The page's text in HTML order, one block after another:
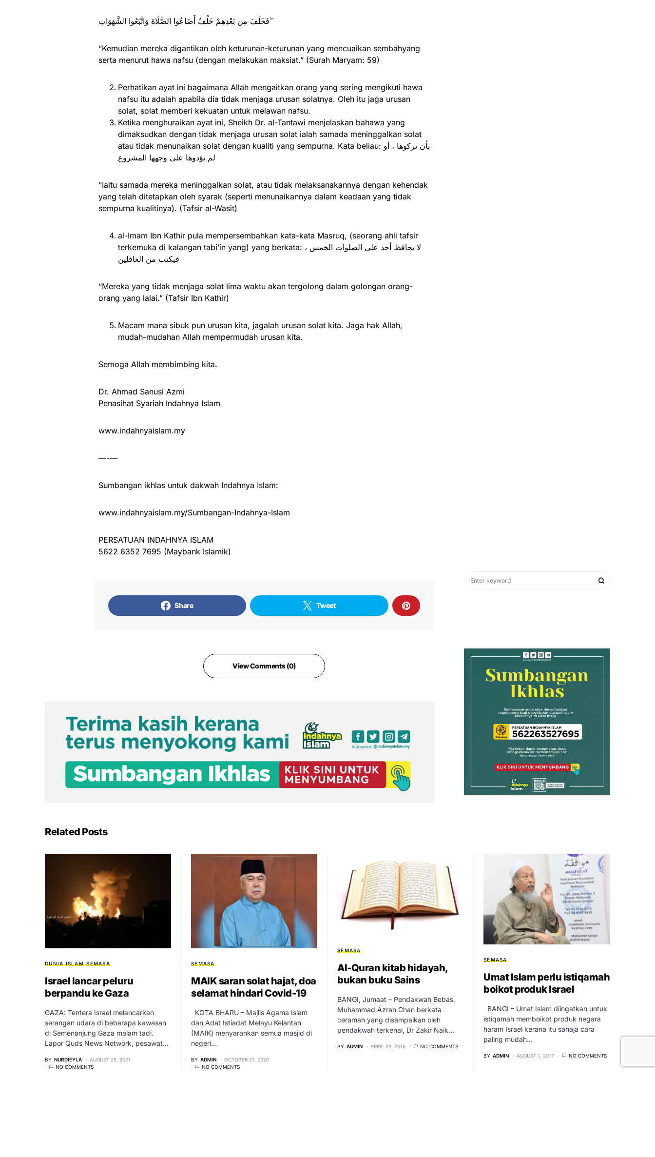
فَخَلَفَ مِن بَعْدِهِمْ خَلْفٌ أَضَاعُوا الصَّلَاةَ وَاتَّبَعُوا الشَّهَوَاتِ ۖ
“Kemudian mereka digantikan oleh keturunan-keturunan yang mencuaikan sembahyang
serta menurut hawa nafsu (dengan melakukan maksiat.” (Surah Maryam: 59)
Perhatikan ayat ini bagaimana Allah mengaitkan orang yang sering mengikuti hawa
nafsu itu adalah apabila dia tidak menjaga urusan solatnya. Oleh itu jaga urusan
solat, solat memberi kekuatan untuk melawan nafsu.
Ketika menghuraikan ayat ini, Sheikh Dr. al-Tantawi menjelaskan bahawa yang
dimaksudkan dengan tidak menjaga urusan solat ialah samada meninggalkan solat
atau tidak menunaikan solat dengan kualiti yang sempurna. Kata beliau: بأن تركوها ، أو
لم يؤدوها على وجهها المشروع
“Iaitu samada mereka meninggalkan solat, atau tidak melaksanakannya dengan kehendak
yang telah ditetapkan oleh syarak (seperti menunaikannya dalam keadaan yang tidak
sempurna kualitinya). (Tafsir al-Wasit)
al-Imam Ibn Kathir pula mempersembahkan kata-kata Masruq, (seorang ahli tafsir
terkemuka di kalangan tabi’in yang) yang berkata: لا يحافظ أحد على الصلوات الخمس ،
فيكتب من الغافلين
“Mereka yang tidak menjaga solat lima waktu akan tergolong dalam golongan orang-
orang yang lalai.” (Tafsir Ibn Kathir)
Macam mana sibuk pun urusan kita, jagalah urusan solat kita. Jaga hak Allah,
mudah-mudahan Allah mempermudah urusan kita.
Semoga Allah membimbing kita.
Dr. Ahmad Sanusi Azmi
Penasihat Syariah Indahnya Islam
www.indahnyaislam.my
—-—
Sumbangan ikhlas untuk dakwah Indahnya Islam:
www.indahnyaislam.my/Sumbangan-Indahnya-Islam
PERSATUAN INDAHNYA ISLAM
5622 6352 7695 (Maybank Islamik)
Share Tweet
View Comments (0)
Related Posts
DUNIA ISLAM SEMASA
Israel lancar peluru
berpandu ke Gaza
GAZA: Tentera Israel melancarkan
serangan udara di beberapa kawasan
di Semenanjung Gaza malam tadi.
Lapor Quds News Network, pesawat…
BY NURDIEYLA
AUGUST 25, 2021
NO COMMENTS
SEMASA
MAIK saran solat hajat, doa
selamat hindari Covid-19
KOTA BHARU – Majlis Agama Islam
dan Adat Istiadat Melayu Kelantan
(MAIK) menyarankan semua masjid di
negeri…
BY ADMIN
OCTOBER 21, 2020
NO COMMENTS
SEMASA
Al-Quran kitab hidayah,
bukan buku Sains
BANGI, Jumaat – Pendakwah Bebas,
Muhammad Azran Chan berkata
ceramah yang disampaikan oleh
pendakwah terkenal, Dr Zakir Naik…
BY ADMIN APRIL 29, 2016 NO COMMENTS
SEMASA
Umat Islam perlu istiqamah
boikot produk Israel
BANGI – Umat Islam diingatkan untuk
istiqamah memboikot produk negara
haram Israel kerana itu sahaja cara
paling mudah…
BY ADMIN AUGUST 1, 2017 NO COMMENTS